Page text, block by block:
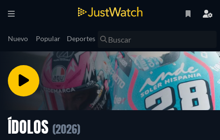
Nuevo Popular Deportes
ÍDOLOS (2026)